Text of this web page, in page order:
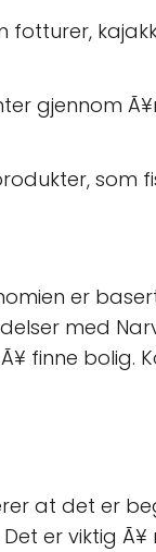
fotturer,
gjennom
som
er
med
finne bolig.
at det er
er viktig